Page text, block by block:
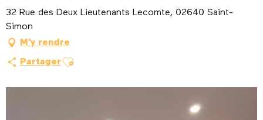
32 Rue des Deux Lieutenants Lecomte, 02640 Saint-
Simon
M'y rendre
Partager Ajouter aux favoris